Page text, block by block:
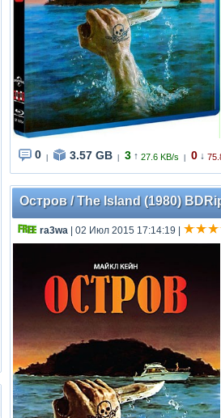
0 3.57 GB 3 ↑ 27.6 KB/s 0 ↓
Остров / The Island (1980)
ra3wa| 02 Июл 2015 17:14:19